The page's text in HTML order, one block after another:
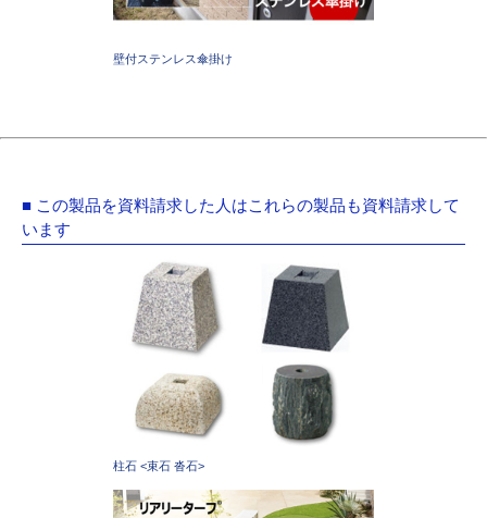
壁付ステンレス傘掛け
■ この製品を資料請求した人はこれらの製品も資料請求して
います
柱石 <束石 沓石>